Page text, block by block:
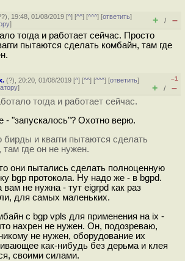
), 19:48, 01/08/2019 [^] [^^] [^^^] [ответить]
] + / –
тогда и работает сейчас. Просто
пытаются сделать комбайн, там где
(?), 20:20, 01/08/2019 [^] [^^] [^^^] [ответить]
]
–1
+ / –
тогда и работает сейчас.
- "запускалось"? Охотно верю.
бирды и квагги пытаются сделать
там где он не нужен.
они пытались сделать полноценную
bgp протокола. Ну надо же - в bgpd.
вам не нужна - тут eigrpd как раз
для самых маленьких.
с bgp vpls для применения на ix -
нахрен не нужен. Он, подозреваю,
не нужен, оборудование их
как-нибудь без дерьма и клея
своими силами.